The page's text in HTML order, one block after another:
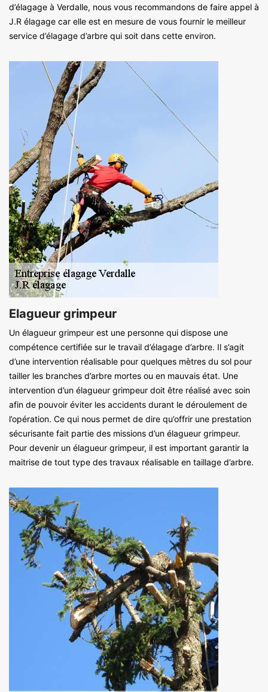
d’élagage à Verdalle, nous vous recommandons de faire appel à
J.R élagage car elle est en mesure de vous fournir le meilleur
service d’élagage d’arbre qui soit dans cette environ.
Elagueur grimpeur
Un élagueur grimpeur est une personne qui dispose une
compétence certifiée sur le travail d’élagage d’arbre. Il s’agit
d’une intervention réalisable pour quelques mètres du sol pour
tailler les branches d’arbre mortes ou en mauvais état. Une
intervention d’un élagueur grimpeur doit être réalisé avec soin
afin de pouvoir éviter les accidents durant le déroulement de
l’opération. Ce qui nous permet de dire qu’offrir une prestation
sécurisante fait partie des missions d’un élagueur grimpeur.
Pour devenir un élagueur grimpeur, il est important garantir la
maitrise de tout type des travaux réalisable en taillage d’arbre.